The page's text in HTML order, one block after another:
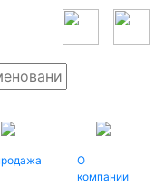
О
компании